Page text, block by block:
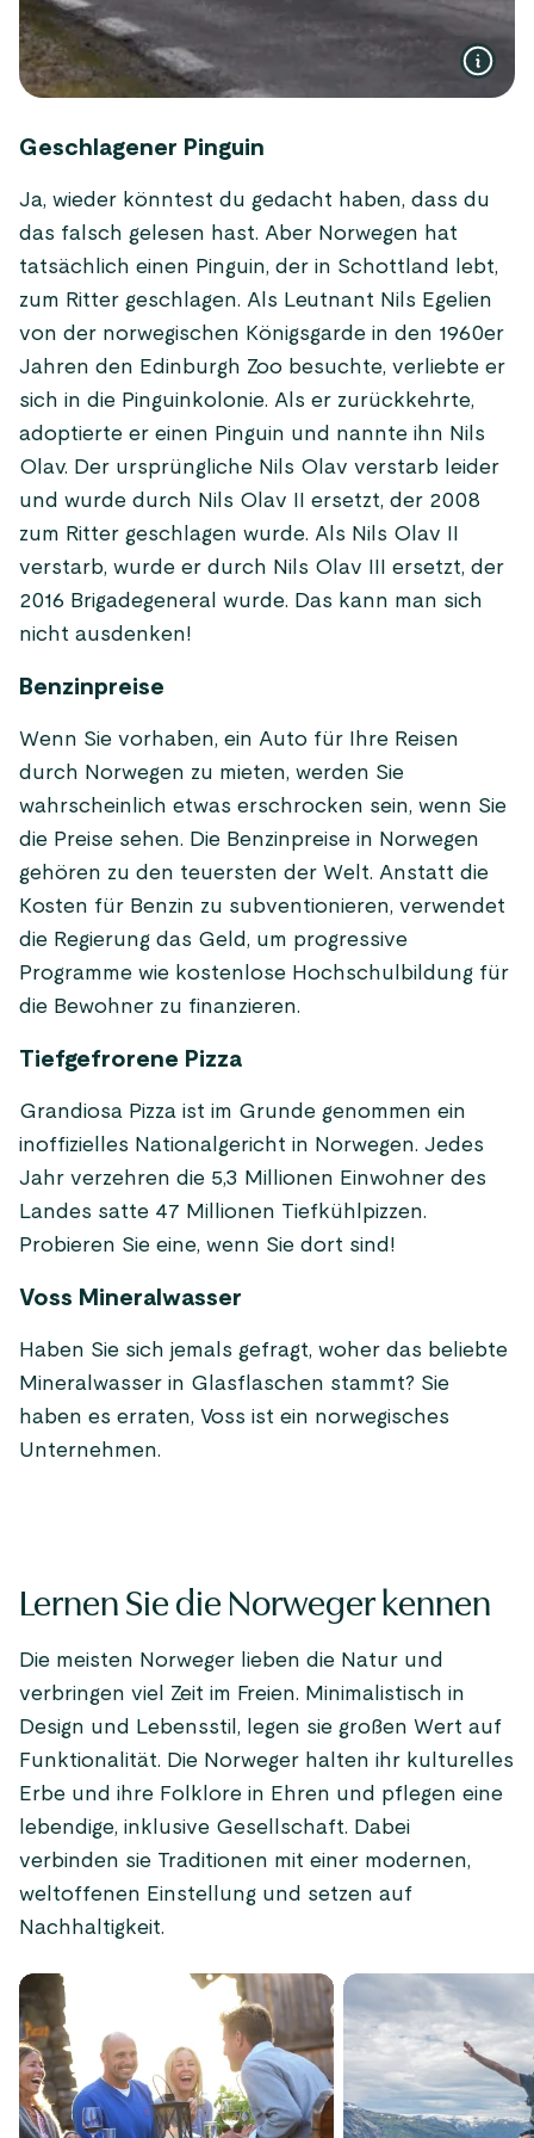
Geschlagener Pinguin
Ja, wieder könntest du gedacht haben, dass du
das falsch gelesen hast. Aber Norwegen hat
tatsächlich einen Pinguin, der in Schottland lebt,
zum Ritter geschlagen. Als Leutnant Nils Egelien
von der norwegischen Königsgarde in den 1960er
Jahren den Edinburgh Zoo besuchte, verliebte er
sich in die Pinguinkolonie. Als er zurückkehrte,
adoptierte er einen Pinguin und nannte ihn Nils
Olav. Der ursprüngliche Nils Olav verstarb leider
und wurde durch Nils Olav II ersetzt, der 2008
zum Ritter geschlagen wurde. Als Nils Olav II
verstarb, wurde er durch Nils Olav III ersetzt, der
2016 Brigadegeneral wurde. Das kann man sich
nicht ausdenken!
Benzinpreise
Wenn Sie vorhaben, ein Auto für Ihre Reisen
durch Norwegen zu mieten, werden Sie
wahrscheinlich etwas erschrocken sein, wenn Sie
die Preise sehen. Die Benzinpreise in Norwegen
gehören zu den teuersten der Welt. Anstatt die
Kosten für Benzin zu subventionieren, verwendet
die Regierung das Geld, um progressive
Programme wie kostenlose Hochschulbildung für
die Bewohner zu finanzieren.
Tiefgefrorene Pizza
Grandiosa Pizza ist im Grunde genommen ein
inoffizielles Nationalgericht in Norwegen. Jedes
Jahr verzehren die 5,3 Millionen Einwohner des
Landes satte 47 Millionen Tiefkühlpizzen.
Probieren Sie eine, wenn Sie dort sind!
Voss Mineralwasser
Haben Sie sich jemals gefragt, woher das beliebte
Mineralwasser in Glasflaschen stammt? Sie
haben es erraten, Voss ist ein norwegisches
Unternehmen.
Lernen Sie die Norweger kennen
Die meisten Norweger lieben die Natur und
verbringen viel Zeit im Freien. Minimalistisch in
Design und Lebensstil, legen sie großen Wert auf
Funktionalität. Die Norweger halten ihr kulturelles
Erbe und ihre Folklore in Ehren und pflegen eine
lebendige, inklusive Gesellschaft. Dabei
verbinden sie Traditionen mit einer modernen,
weltoffenen Einstellung und setzen auf
Nachhaltigkeit.